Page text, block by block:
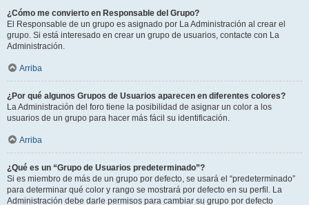
¿Cómo me convierto en Responsable del Grupo?
El Responsable de un grupo es asignado por La Administración al crear el
grupo. Si está interesado en crear un grupo de usuarios, contacte con La
Administración.
Arriba
¿Por qué algunos Grupos de Usuarios aparecen en diferentes colores?
La Administración del foro tiene la posibilidad de asignar un color a los
usuarios de un grupo para hacer más fácil su identificación.
Arriba
¿Qué es un “Grupo de Usuarios predeterminado”?
Si es miembro de más de un grupo por defecto, se usará el “predeterminado”
para determinar qué color y rango se mostrará por defecto en su perfil. La
Administración debe darle permisos para cambiar su grupo por defecto